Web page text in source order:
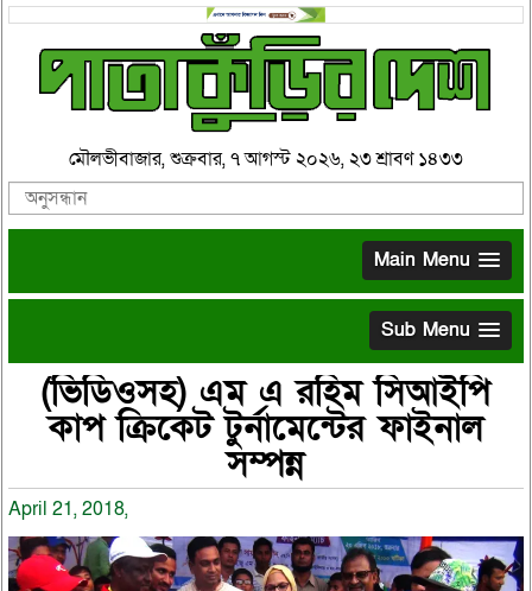
মৌলভীবাজার, শুক্রবার, ৭ আগস্ট ২০২৬, ২৩ শ্রাবণ ১৪৩৩
Main Menu
Sub Menu
(ভিডিওসহ) এম এ রহিম সিআইপি
কাপ ক্রিকেট টুর্নামেন্টের ফাইনাল
সম্পন্ন
April 21, 2018,